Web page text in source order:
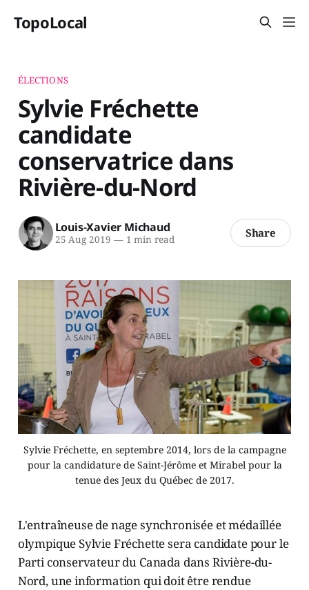
TopoLocal
ÉLECTIONS
Sylvie Fréchette
candidate
conservatrice dans
Rivière-du-Nord
Louis-Xavier Michaud
25 Aug 2019 —1 min read Share
Sylvie Fréchette, en septembre 2014, lors de la campagne
pour la candidature de Saint-Jérôme et Mirabel pour la
tenue des Jeux du Québec de 2017.
L'entraîneuse de nage synchronisée et médaillée
olympique Sylvie Fréchette sera candidate pour le
Parti conservateur du Canada dans Rivière-du-
Nord, une information qui doit être rendue